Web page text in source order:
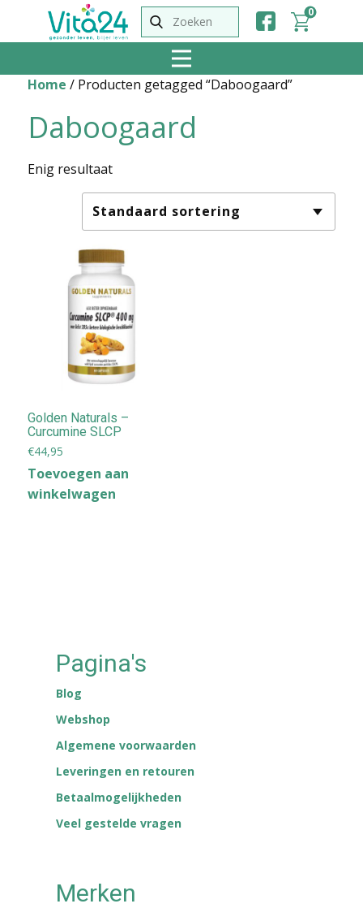
0
Home / Producten getagged “Daboogaard”
Daboogaard
Enig resultaat
Golden Naturals –
Curcumine SLCP
€44,95
Toevoegen aan
winkelwagen
Pagina's
Blog
Webshop
Algemene voorwaarden
Leveringen en retouren
Betaalmogelijkheden
Veel gestelde vragen
Merken